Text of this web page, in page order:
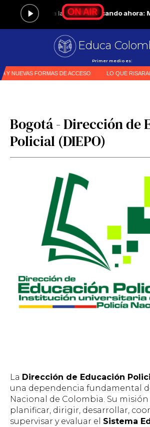
Educa
Primer medio especializado en
Bogotá - Dirección de
Policial (DIEPO)
La Dirección de Educación
una dependencia fundamental
Nacional de Colombia. Su misión
planificar, dirigir, desarrollar,
supervisar y evaluar el Sistema